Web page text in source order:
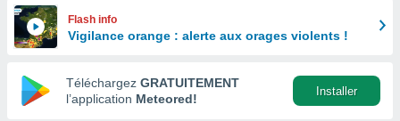
Flash info
Vigilance orange : alerte aux orages violents !
Téléchargez GRATUITEMENT
l’application Meteored!
Installer